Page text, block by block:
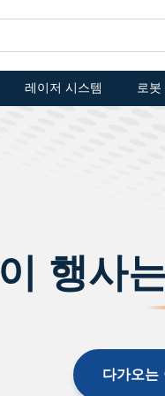
레이저 시스템 로
이 행사
다가오는